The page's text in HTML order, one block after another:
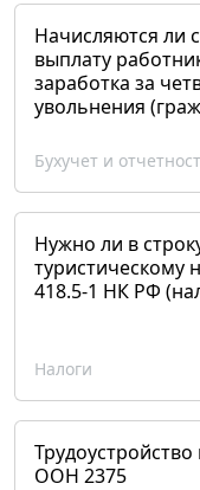
Начисляются ли
выплату
заработка за
увольнения
Бухучет и
Нужно ли в
туристическому
418.5-1 НК РФ
Налоги
ООН 2375